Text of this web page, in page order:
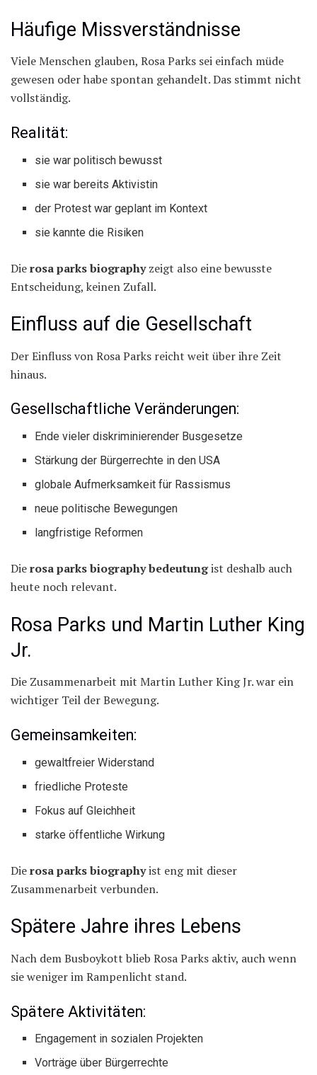
Häufige Missverständnisse
Viele Menschen glauben, Rosa Parks sei einfach müde
gewesen oder habe spontan gehandelt. Das stimmt nicht
vollständig.
Realität:
sie war politisch bewusst
sie war bereits Aktivistin
der Protest war geplant im Kontext
sie kannte die Risiken
Dierosa parks biographyzeigt also eine bewusste
Entscheidung, keinen Zufall.
Einfluss auf die Gesellschaft
Der Einfluss von Rosa Parks reicht weit über ihre Zeit
hinaus.
Gesellschaftliche Veränderungen:
Ende vieler diskriminierender Busgesetze
Stärkung der Bürgerrechte in den USA
globale Aufmerksamkeit für Rassismus
neue politische Bewegungen
langfristige Reformen
Dierosa parks biography bedeutungist deshalb auch
heute noch relevant.
Rosa Parks und Martin Luther King
Jr.
Die Zusammenarbeit mit Martin Luther King Jr. war ein
wichtiger Teil der Bewegung.
Gemeinsamkeiten:
gewaltfreier Widerstand
friedliche Proteste
Fokus auf Gleichheit
starke öffentliche Wirkung
Dierosa parks biographyist eng mit dieser
Zusammenarbeit verbunden.
Spätere Jahre ihres Lebens
Nach dem Busboykott blieb Rosa Parks aktiv, auch wenn
sie weniger im Rampenlicht stand.
Spätere Aktivitäten:
Engagement in sozialen Projekten
Vorträge über Bürgerrechte